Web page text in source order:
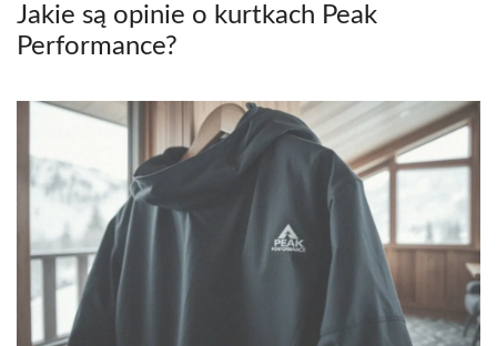
Jakie są opinie o kurtkach Peak
Performance?